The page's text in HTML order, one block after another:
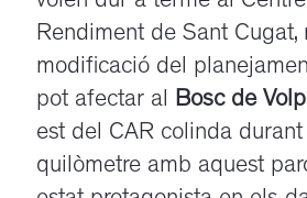
Rendiment de Sant Cugat,
modificació del
pot afectar al Bosc de
est del CAR colinda
quilòmetre amb aquest